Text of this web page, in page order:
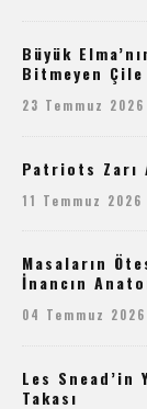
Büyük
Bitmeyen Çile
23 Temmuz 2026
Patriots Zarı
11 Temmuz 2026
Masaların
İnancın
04 Temmuz 2026
Les
Takası